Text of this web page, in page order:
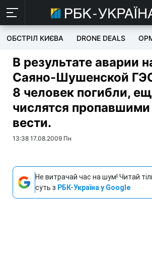
ОБСТРІЛ КИЄВА DRONE DEALS
В результате аварии
Саяно-Шушенской
8 человек погибли,
числятся пропавшими
вести.
13:38 17.08.2009 Пн
Не витрачай час на шум! Читай
суть з РБК-Україна у Google